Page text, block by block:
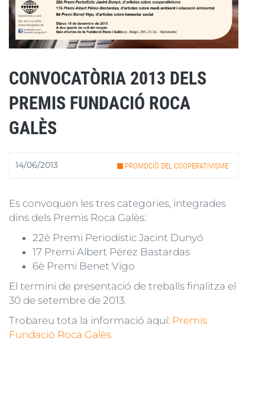
CONVOCATÒRIA 2013 DELS
PREMIS FUNDACIÓ ROCA
GALÈS
14/06/2013 PROMOCIÓ DEL COOPERATIVISME
Es convoquen les tres categories, integrades
dins dels Premis Roca Galès:
22è Premi Periodístic Jacint Dunyó
17 Premi Albert Pérez Bastardas
6è Premi Benet Vigo
El termini de presentació de treballs finalitza el
30 de setembre de 2013.
Trobareu tota la informació aquí: Premis
Fundació Roca Galès